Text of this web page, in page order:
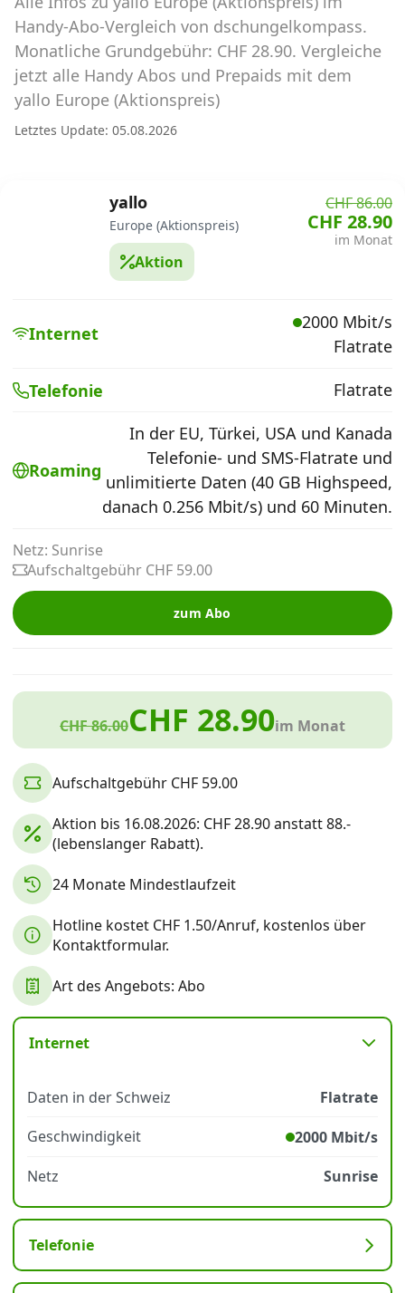
Abos für Tablets, Hotspots und Smart
Watches
Tarifrechner Handy-Abo
Der gute alte Tarifrechner im neuen Design
Alle Anbieter
Mobilfunknetz Schweiz
Roaming-Tarife abfragen
Internet, TV, Telefon
Kombi-Angebote
Forum
Über uns
Datenschutz
Handy-Abo-Vergleich von dschungelkompass.
Monatliche Grundgebühr: CHF 28.90. Vergleiche
jetzt alle Handy Abos und Prepaids mit dem
yallo Europe (Aktionspreis)
Letztes Update: 05.08.2026
yallo
Europe (Aktionspreis)
Aktion
CHF 86.00
CHF 28.90
im Monat
Internet
2000 Mbit/s
Flatrate
Telefonie Flatrate
Roaming
In der EU, Türkei, USA und Kanada
Telefonie- und SMS-Flatrate und
unlimitierte Daten (40 GB Highspeed,
danach 0.256 Mbit/s) und 60 Minuten.
Netz: Sunrise
Aufschaltgebühr CHF 59.00
zum Abo
CHF 86.00CHF 28.90im Monat
Aufschaltgebühr CHF 59.00
Aktion bis 16.08.2026: CHF 28.90 anstatt 88.-
(lebenslanger Rabatt).
24 Monate Mindestlaufzeit
Hotline kostet CHF 1.50/Anruf, kostenlos über
Kontaktformular.
Art des Angebots: Abo
Internet
Daten in der Schweiz
Flatrate
Geschwindigkeit
2000 Mbit/s
Netz
Sunrise
Telefonie